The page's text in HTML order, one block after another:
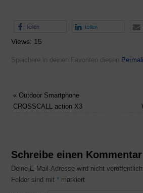
teilen teilen
Views: 15
Speichere in deinen Favoriten diesen
«Outdoor Smartphone
CROSSCALL action X3
Schreibe einen Kommentar
Deine E-Mail-Adresse wird nicht
Felder sind mit * markiert